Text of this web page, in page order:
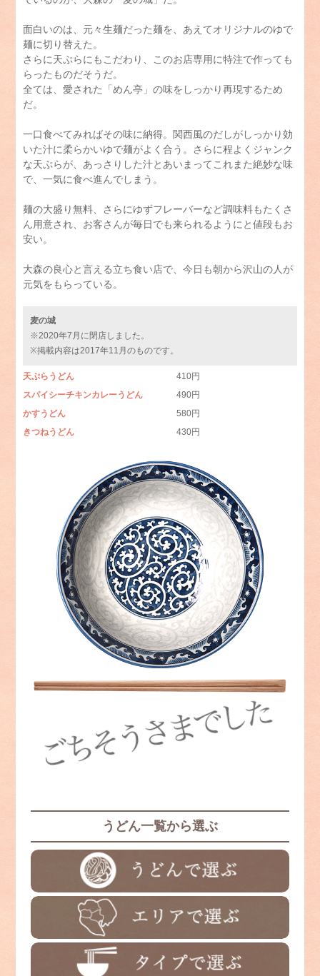
面白いのは、元々生麺だった麺を、あえてオリジナルのゆで
麺に切り替えた。
さらに天ぷらにもこだわり、このお店専用に特注で作っても
らったものだそうだ。
全ては、愛された「めん亭」の味をしっかり再現するため
だ。
一口食べてみればその味に納得。関西風のだしがしっかり効
いた汁に柔らかいゆで麺がよく合う。さらに程よくジャンク
な天ぷらが、あっさりした汁とあいまってこれまた絶妙な味
で、一気に食べ進んでしまう。
麺の大盛り無料、さらにゆずフレーバーなど調味料もたくさ
ん用意され、お客さんが毎日でも来られるようにと値段もお
安い。
大森の良心と言える立ち食い店で、今日も朝から沢山の人が
元気をもらっている。
麦の城
※2020年7月に閉店しました。
※掲載内容は2017年11月のものです。
天ぷらうどん
410円
スパイシーチキンカレーうどん
490円
かすうどん
580円
きつねうどん
430円
うどん一覧から選ぶ